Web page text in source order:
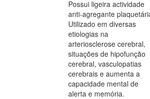
Possui ligeira actividade
anti-agregante
Utilizado em diversas
etiologias na
arteriosclerose cerebral,
situações de hipofunção
cerebral, vasculopatias
cerebrais e aumenta a
capacidade mental de
alerta e memória.